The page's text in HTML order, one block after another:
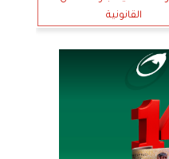
القانونية